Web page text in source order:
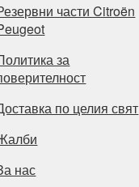
части Citroën
за
по целия свят
нас